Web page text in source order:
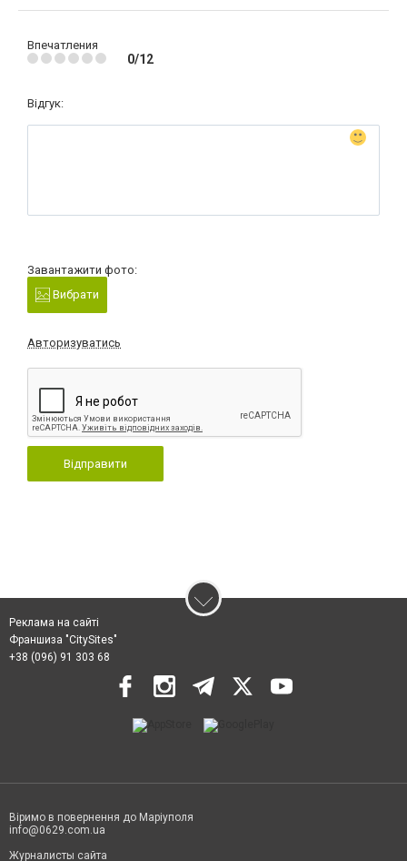
Впечатления
0/12
Відгук:
Завантажити фото:
Вибрати
Авторизуватись
Відправити
Реклама на сайті
Франшиза "CitySites"
+38 (096) 91 303 68
Віримо в повернення до Маріуполя
info@0629.com.ua
Журналисты сайта